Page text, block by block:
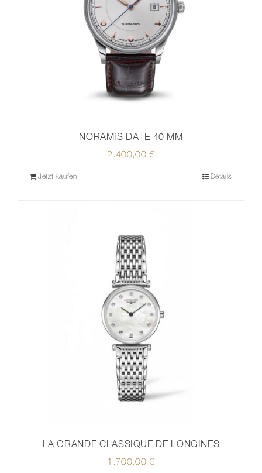
NORAMIS DATE 40 MM
2.400,00€
Jetzt kaufen Details
LA GRANDE CLASSIQUE DE LONGINES
1.700,00€